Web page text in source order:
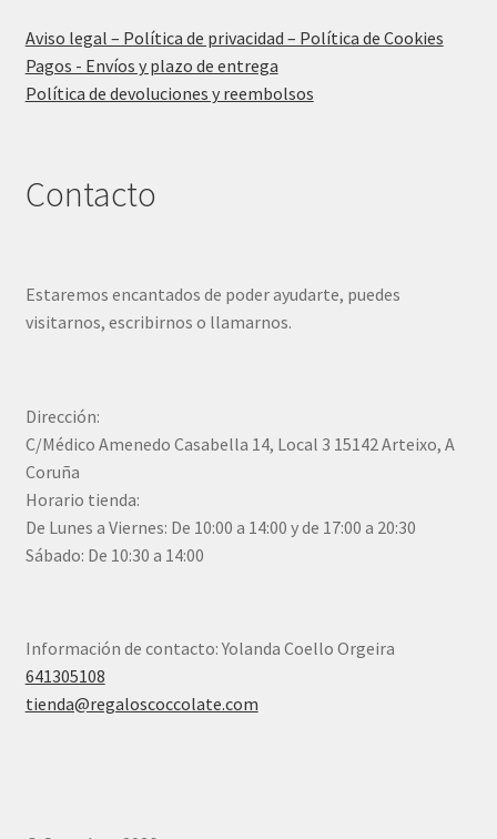
Aviso legal – Política de privacidad – Política de Cookies
Pagos - Envíos y plazo de entrega
Política de devoluciones y reembolsos
Contacto
Estaremos encantados de poder ayudarte, puedes
visitarnos, escribirnos o llamarnos.
Dirección:
C/Médico Amenedo Casabella 14, Local 3 15142 Arteixo, A
Coruña
Horario tienda:
De Lunes a Viernes: De 10:00 a 14:00 y de 17:00 a 20:30
Sábado: De 10:30 a 14:00
Información de contacto: Yolanda Coello Orgeira
641305108
tienda@regaloscoccolate.com